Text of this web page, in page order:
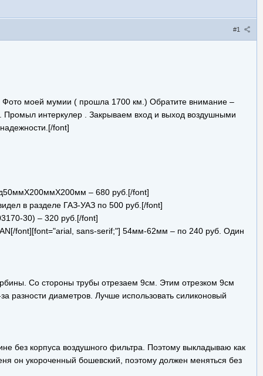
#1
моей мумии ( прошла 1700 км.) Обратите внимание –
Промыл интеркулер . Закрываем вход и выход воздушными
font]
д50ммХ200ммХ200мм – 680 руб.[/font]
в разделе ГАЗ-УАЗ по 500 руб.[/font]
30) – 320 руб.[/font]
font][font="arial, sans-serif;"] 54мм-62мм – по 240 руб. Один
Со стороны трубы отрезаем 9см. Этим отрезком 9см
разности диаметров. Лучше использовать силиконовый
без корпуса воздушного фильтра. Поэтому выкладываю как
он укороченный бошевский, поэтому должен меняться без